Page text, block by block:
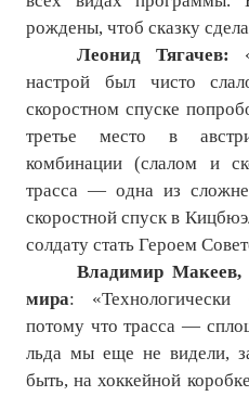
рождены, чтоб сказку
Леонид Тягачев:
настрой был чисто
скоростном спуске
третье место в
комбинации (слалом и
трасса — одна из
скоростной спуск в
солдату стать Героем
Владимир Макеев,
мира:
потому что трасса —
льда мы еще не видели,
быть, на хоккейной